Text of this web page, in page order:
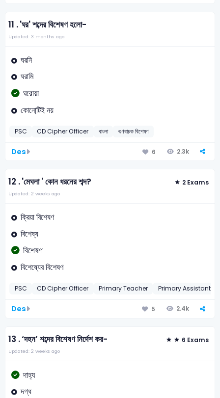
11 .'ঘর' শব্দের বিশেষণ হলো-
Updated: 3 months ago
ঘরনি
ঘরামি
ঘরোয়া
কোনো্‌টিই নয়
PSC CD Cipher Officer বাংলা গুণবাচক বিশেষণ
Des 6 2.3k
12 .'মেঘলা ' কোন ধরনের শব্দ? 2 Exams
Updated: 2 weeks ago
ক্রিয়া বিশেষণ
বিশেষ্য
বিশেষণ
বিশেষ্যের বিশেষণ
PSC CD Cipher Officer Primary Teacher Primary Assistant
Des 5 2.4k
13 .‘দহন’ শব্দের বিশেষণ নির্দেশ কর- 6 Exams
Updated: 2 weeks ago
দাহ্য
দগ্ধ